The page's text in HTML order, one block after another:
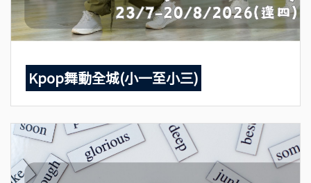
Kpop舞動全城(小一至小三)